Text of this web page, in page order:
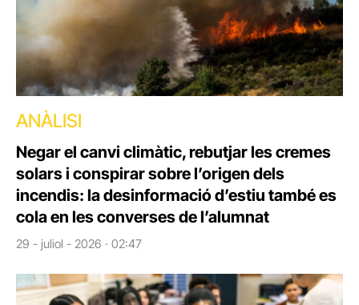
ANÀLISI
Negar el canvi climàtic, rebutjar les cremes
solars i conspirar sobre l’origen dels
incendis: la desinformació d’estiu també es
cola en les converses de l’alumnat
29 - juliol - 2026 · 02:47